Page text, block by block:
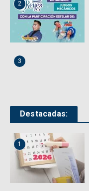
2
3
Destacadas:
1